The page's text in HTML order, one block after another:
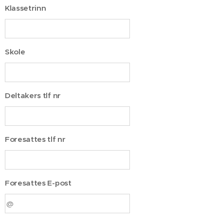
Klassetrinn
Skole
Deltakers tlf nr
Foresattes tlf nr
Foresattes E-post